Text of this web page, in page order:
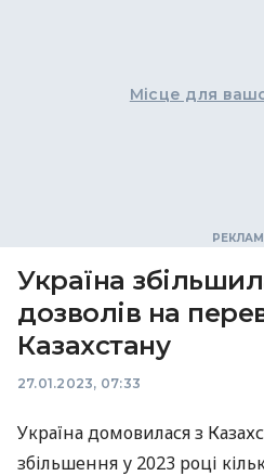
Місце для
Україна
дозволів на
Казахстану
27.01.2023, 07:33
Україна домовилася з
збільшення у 2023 році